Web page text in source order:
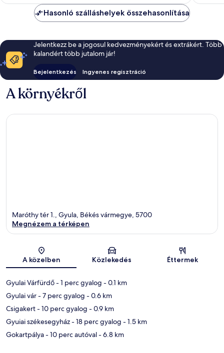
Hasonló szálláshelyek összehasonlítása
Jelentkezz be a jogosul kedvezményekért és extrákért. Több
kalandért több jutalom jár!
Bejelentkezés Ingyenes regisztráció
A környékről
Térkép
Maróthy tér 1., Gyula, Békés vármegye, 5700
Megnézem a térképen
A közelben Közlekedés Éttermek
Gyulai Várfürdő- 1 perc gyalog - 0.1 km
Gyulai vár- 7 perc gyalog - 0.6 km
Csigakert- 10 perc gyalog - 0.9 km
Gyuiai székesegyház- 18 perc gyalog - 1.5 km
Gokartpálya- 10 perc autóval- 6.8 km